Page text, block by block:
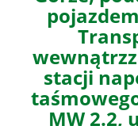
stacji
MW 2.2,